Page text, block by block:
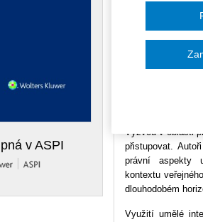
v ASPI
Umožňuje řešit
řadě odvětví.
Výzvou v oblasti
přistupovat.
právní aspekty
kontextu
dlouhodobém
Využití umělé